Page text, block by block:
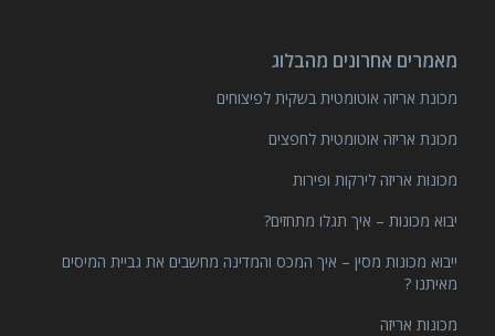
מאמרים אחרונים מהבלוג
מכונת אריזה אוטומטית בשקית לפיצוחים
מכונת אריזה אוטומטית לחפצים
מכונות אריזה לירקות ופירות
יבוא מכונות – איך תגלו מתחזים?
ייבוא מכונות מסין – איך המכס והמדינה מחשבים את גביית המיסים
מאיתנו ?
מכונות אריזה